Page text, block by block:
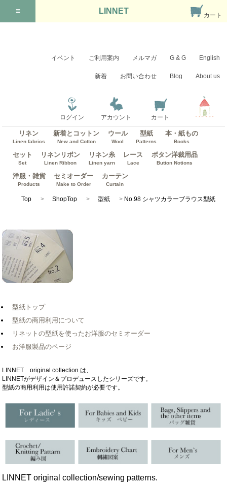
English
G & G
メルマガ
ご利用案内
イベント
About us
Blog
お問い合わせ
新着
ログイン アカウント カート
リネン
Linen fabrics
新着とコットン
New and Cotton
ウール
Wool
型紙
Patterns
本・紙もの
Books
セット
Set
リネンリボン
Linen Ribbon
リネン糸
Linen yarn
レース
Lace
ボタン洋裁用品
Button Notions
洋服・雑貨
Products
セミオーダー
Make to Order
カーテン
Curtain
Top ShopTop 型紙 No.98 シャツカラーブラウス型紙
型紙トップ
型紙の商用利用について
リネットの型紙を使ったお洋服のセミオーダー
お洋服製品のページ
LINNET original collection は、
LINNETがデザイン＆プロデュースしたシリーズです。
型紙の商用利用は使用許諾契約が必要です。
LINNET original collection/sewing patterns.
≡ LINNET カート